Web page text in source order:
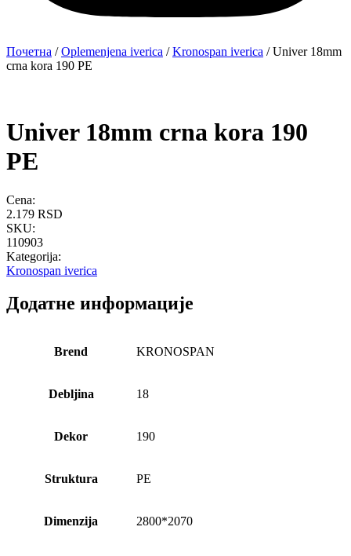
Почетна /Oplemenjena iverica /Kronospan iverica / Univer 18mm
crna kora 190 PE
Univer 18mm crna kora 190
PE
Cena:
2.179 RSD
SKU:
110903
Kategorija:
Kronospan iverica
Додатне информације
Brend KRONOSPAN
Debljina 18
Dekor 190
Struktura PE
Dimenzija 2800*2070